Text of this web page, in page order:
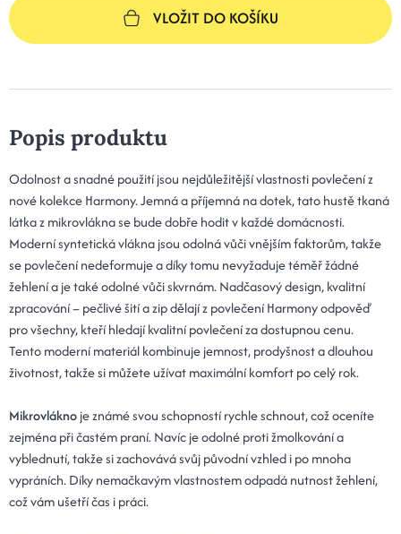
VLOŽIT DO KOŠÍKU
Popis produktu
Odolnost a snadné použití jsou nejdůležitější vlastnosti povlečení z
nové kolekce Harmony. Jemná a příjemná na dotek, tato hustě tkaná
látka z mikrovlákna se bude dobře hodit v každé domácnosti.
Moderní syntetická vlákna jsou odolná vůči vnějším faktorům, takže
se povlečení nedeformuje a díky tomu nevyžaduje téměř žádné
žehlení a je také odolné vůči skvrnám. Nadčasový design, kvalitní
zpracování – pečlivé šití a zip dělají z povlečení Harmony odpověď
pro všechny, kteří hledají kvalitní povlečení za dostupnou cenu.
Tento moderní materiál kombinuje jemnost, prodyšnost a dlouhou
životnost, takže si můžete užívat maximální komfort po celý rok.
Mikrovláknoje známé svou schopností rychle schnout, což oceníte
zejména při častém praní. Navíc je odolné proti žmolkování a
vyblednutí, takže si zachovává svůj původní vzhled i po mnoha
vypráních. Díky nemačkavým vlastnostem odpadá nutnost žehlení,
což vám ušetří čas i práci.